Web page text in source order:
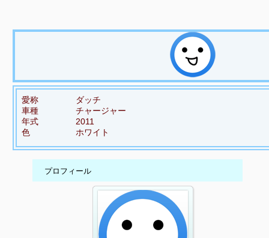
愛称
ダッチ
車種
チャージャー
年式
2011
色
ホワイト
プロフィール